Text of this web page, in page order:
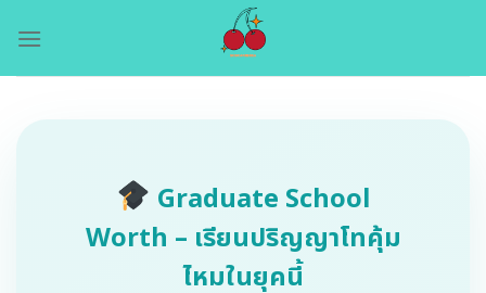
Graduate School
Worth – เรียนปริญญาโทคุ้ม
ไหมในยุคนี้